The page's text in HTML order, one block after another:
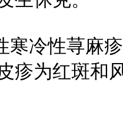
寒冷性荨麻
疹为红斑和